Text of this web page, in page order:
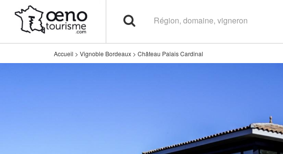
Accueil > Vignoble Bordeaux > Château Palais Cardinal